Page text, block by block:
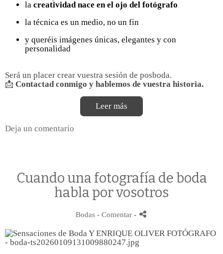
la creatividad nace en el ojo del fotógrafo
la técnica es un medio, no un fin
y queréis imágenes únicas, elegantes y con
personalidad
Será un placer crear vuestra sesión de posboda.
📩 Contactad conmigo y hablemos de vuestra historia.
Leer más
Deja un comentario
Cuando una fotografía de boda
habla por vosotros
Bodas - Comentar -